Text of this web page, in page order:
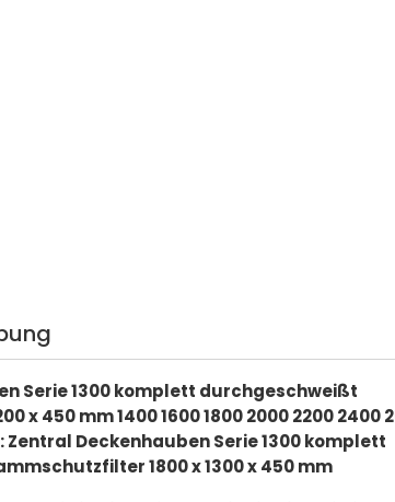
Serie 1300 komplett durchgeschweißt
x 450 mm 1400 1600 1800 2000 2200 2400
Zentral Deckenhauben Serie 1300 komplett
1800 x 1300 x 450 mm